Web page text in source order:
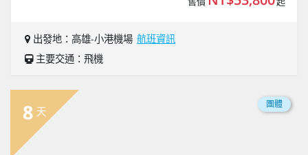
出發地：高雄-小港機場 航班資訊
主要交通：飛機
8 天
團體